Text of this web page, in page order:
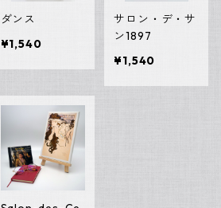
ダンス
¥1,540
サロン・デ・サ
ン1897
¥1,540